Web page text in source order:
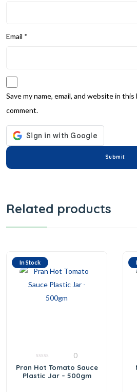
Email *
Save my name, email, and website in
comment.
Related products
In Stock
0
out
of
0
Pran Hot Tomato Sauce
Plastic Jar – 500gm